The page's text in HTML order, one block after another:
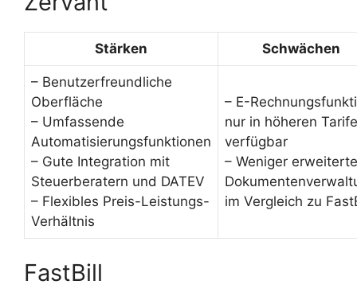
Stärken Schwächen
– Benutzerfreundliche
Oberfläche
– Umfassende
Automatisierungsfunktionen
– Gute Integration mit
Steuerberatern und DATEV
– Flexibles Preis-Leistungs-
Verhältnis
– E-
nur in höheren
verfügbar
– Weniger erweiterte
im Vergleich zu
FastBill